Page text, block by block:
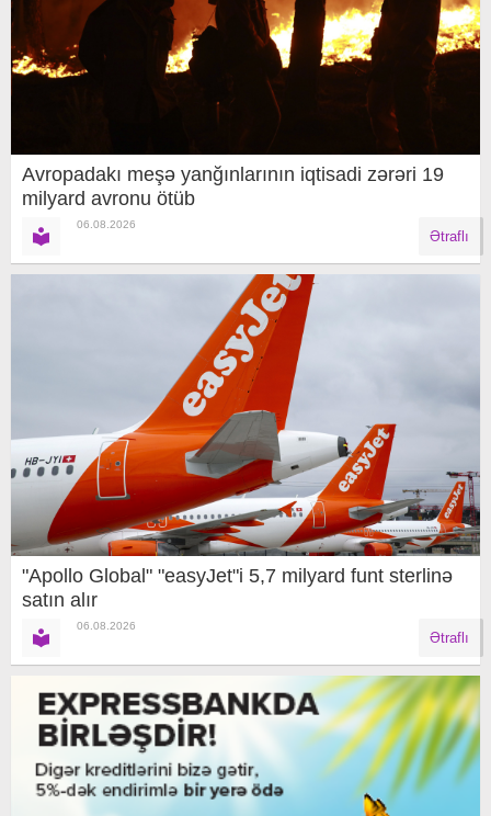
Avropadakı meşə yanğınlarının iqtisadi zərəri 19
milyard avronu ötüb
06.08.2026
Ətraflı
"Apollo Global" "easyJet"i 5,7 milyard funt sterlinə
satın alır
06.08.2026
Ətraflı